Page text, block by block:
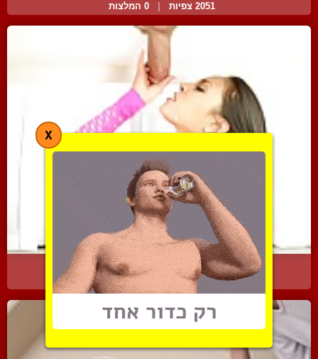
2051 צפיות 0 המלצות
פצצה מהחלומות הרטובים בי...
2257 צפיות |
X